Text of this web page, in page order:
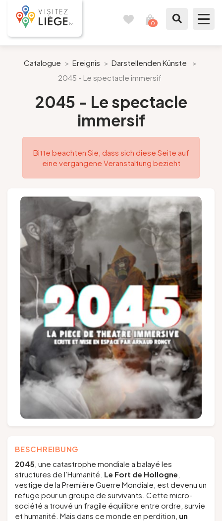
0
Wie ein Bürger von Lüttich
Meinen Aufenthalt vorbereiten
Unsere Vorschläge
Stadt Lüttich
Folgen Sie uns
Gruppen und Reiseveranstalter
EN DE
Catalogue > Ereignis > Darstellenden Künste
>
2045 - Le spectacle immersif
2045 - Le spectacle
immersif
Bitte beachten Sie, dass sich diese Seite auf
eine vergangene Veranstaltung bezieht
BESCHREIBUNG
2045 , une catastrophe mondiale a balayé les
structures de l’Humanité. Le Fort de Hollogne
vestige de la Première Guerre Mondiale, est devenu un
refuge pour un groupe de survivants. Cette micro-
société a trouvé un fragile équilibre entre ordre, survie
et humanité. Mais dans ce monde en perdition, un